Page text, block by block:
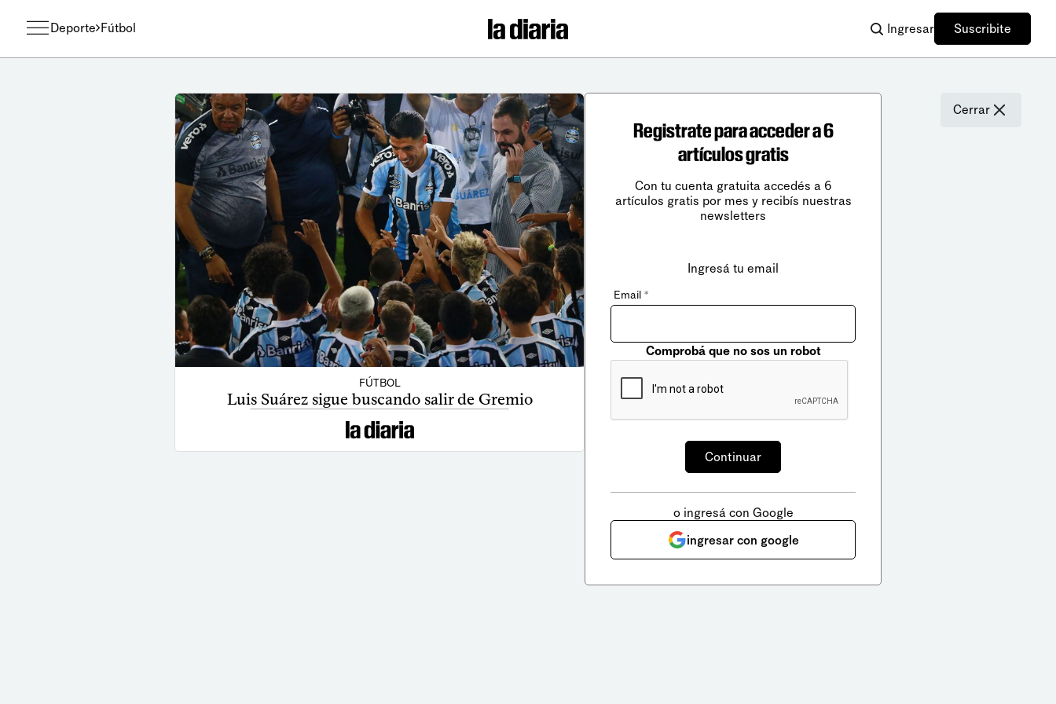
Deporte Fútbol Ingresar Suscribite
FÚTBOL
Luis Suárez sigue buscando salir de Gremio
Cerrar
Registrate para acceder a 6
artículos gratis
Con tu cuenta gratuita accedés a 6
artículos gratis por mes y recibís nuestras
newsletters
Ingresá tu email
Email *
Comprobá que no sos un robot
o ingresá con Google
ingresar con google